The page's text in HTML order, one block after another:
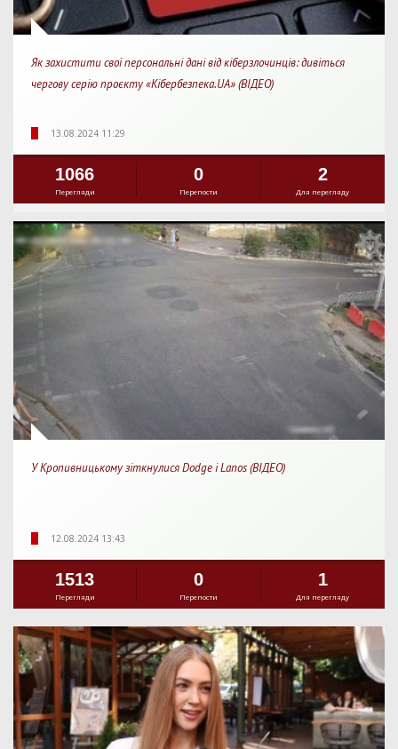
Як захистити свої персональні дані від кіберзлочинців: дивіться
чергову серію проєкту «Кібербезпека.UA» (ВІДЕО)
13.08.2024 11:29
1066
Перегляди
0
Перепости
2
Для перегляду
У Кропивницькому зіткнулися Dodge і Lanos (ВІДЕО)
12.08.2024 13:43
1513
Перегляди
0
Перепости
1
Для перегляду